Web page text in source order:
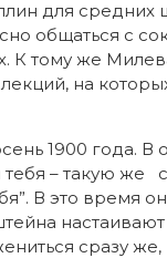
для
общаться с
К тому же
на
1900 года. В
тебя – такую же
В это время
сразу же,